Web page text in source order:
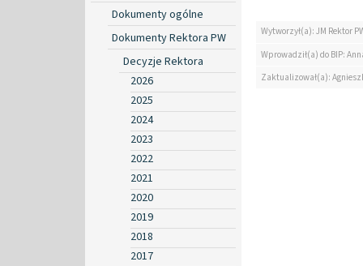
Dokumenty ogólne
Dokumenty Rektora PW
Decyzje Rektora
2026
2025
2024
2023
2022
2021
2020
2019
2018
2017
Wytworzył(a): JM Rektor
Wprowadził(a) do BIP:
Zaktualizował(a):